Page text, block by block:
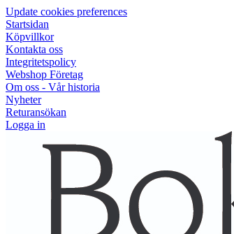
Update cookies preferences
Startsidan
Köpvillkor
Kontakta oss
Integritetspolicy
Webshop Företag
Om oss - Vår historia
Nyheter
Returansökan
Logga in